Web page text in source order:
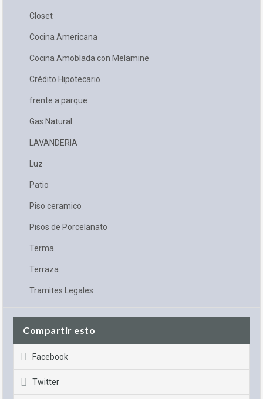
Closet
Cocina Americana
Cocina Amoblada con Melamine
Crédito Hipotecario
frente a parque
Gas Natural
LAVANDERIA
Luz
Patio
Piso ceramico
Pisos de Porcelanato
Terma
Terraza
Tramites Legales
Compartir esto
Facebook
Twitter